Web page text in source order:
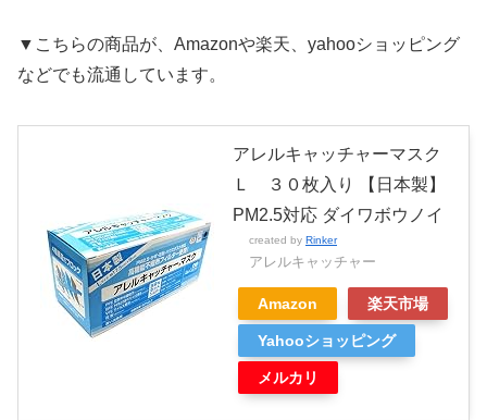
▼こちらの商品が、Amazonや楽天、yahooショッピング
などでも流通しています。
アレルキャッチャーマスク
Ｌ ３０枚入り 【日本製】
PM2.5対応 ダイワボウノイ
created by Rinker
アレルキャッチャー
Amazon 楽天市場
Yahooショッピング
メルカリ